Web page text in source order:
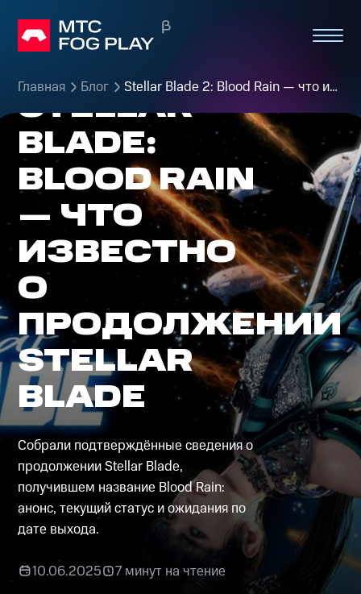
Главная Блог Stellar Blade 2: Blood Rain — что известно и дата выхода
STELLAR
BLADE:
BLOOD RAIN
— ЧТО
ИЗВЕСТНО
О
ПРОДОЛЖЕНИИ
STELLAR
BLADE
Собрали подтверждённые сведения о
продолжении Stellar Blade,
получившем название Blood Rain:
анонс, текущий статус и ожидания по
дате выхода.
10.06.2025 7 минут на чтение